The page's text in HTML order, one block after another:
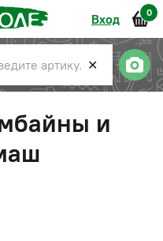
Вход 0
✕
и